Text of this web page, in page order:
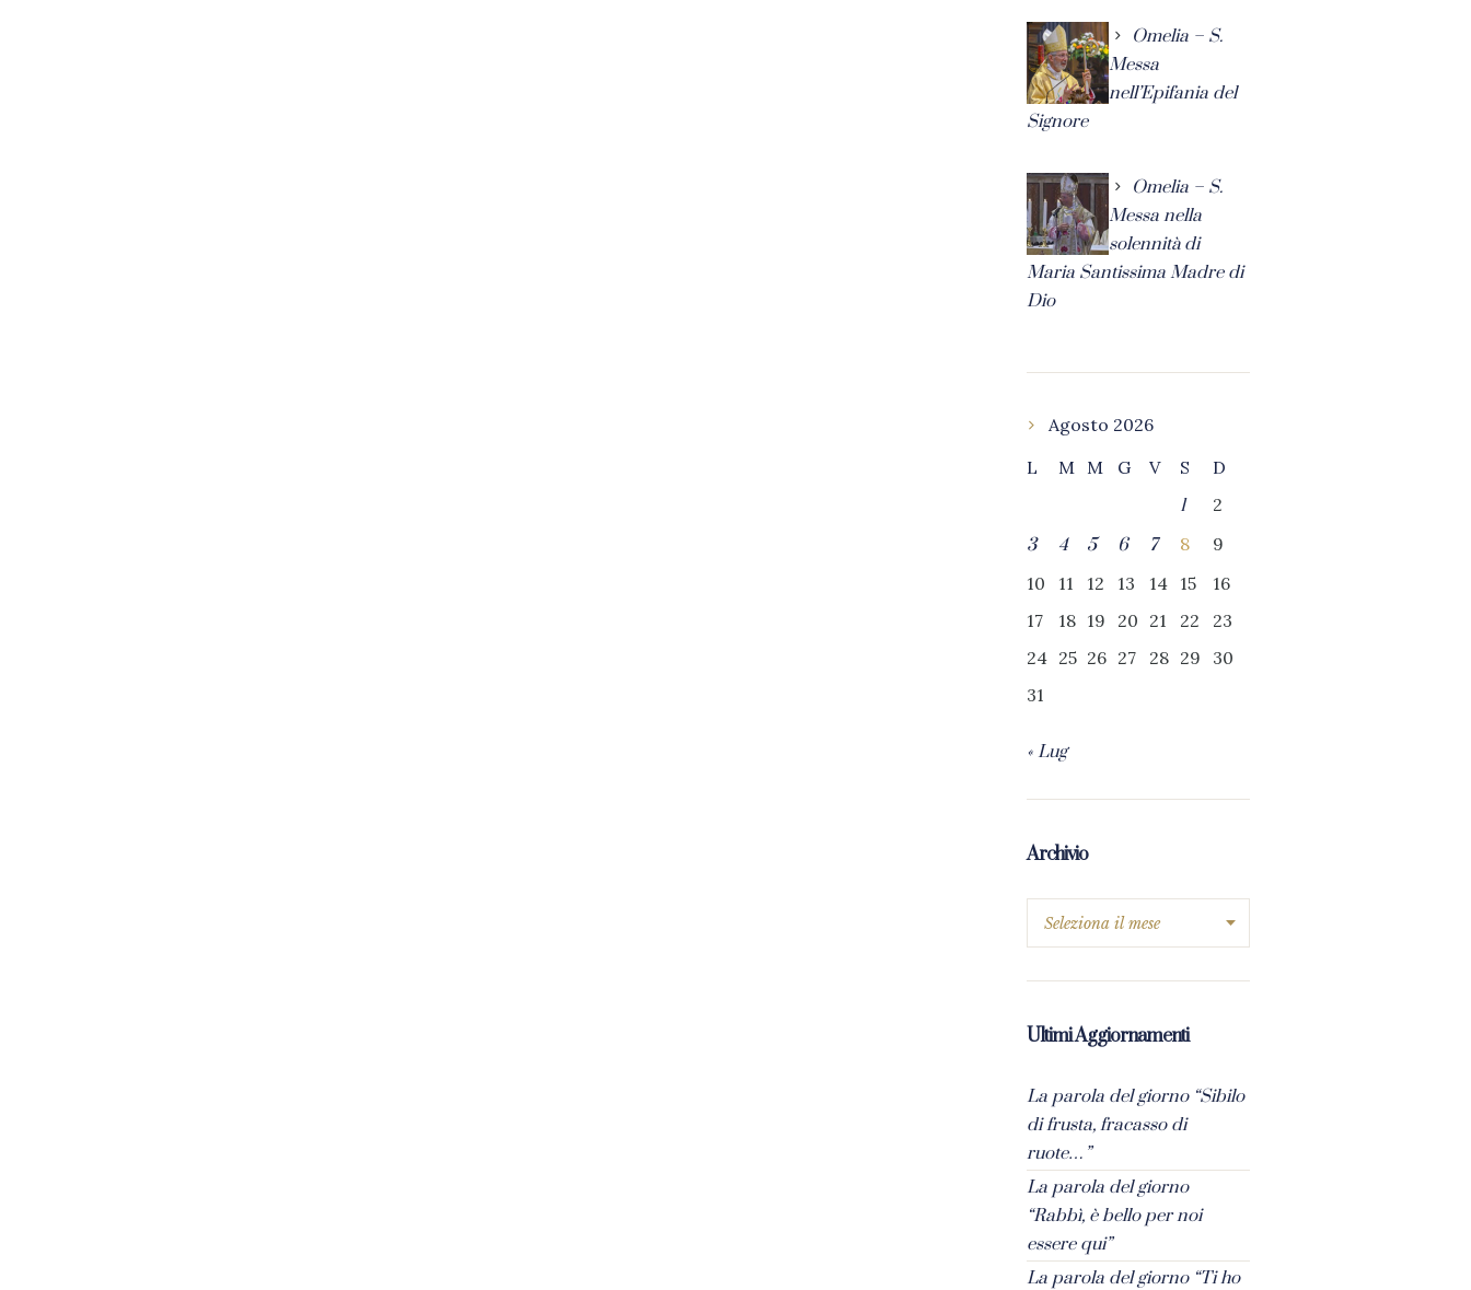
Omelia – S.
Messa
nell’Epifania del
Signore
Omelia – S.
Messa nella
solennità di
Maria Santissima Madre di
Dio
Agosto 2026
L
M M G V S
D
1
2
3
4 5 6 7 8
9
10
11 12 13 14 15
16
17
18 19 20 21 22
23
24 25 26 27 28 29
30
31
« Lug
Archivio
Ultimi Aggiornamenti
La parola del giorno “Sibilo
di frusta, fracasso di
ruote…”
La parola del giorno
“Rabbì, è bello per noi
essere qui”
La parola del giorno “Ti ho